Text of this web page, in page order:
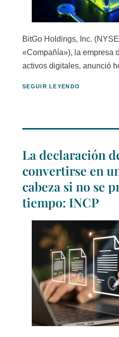
BitGo Holdings, Inc.
«Compañía»), la empresa
activos digitales, anunció
SEGUIR LEYENDO
La declaración
convertirse en
cabeza si no se
tiempo: INCP